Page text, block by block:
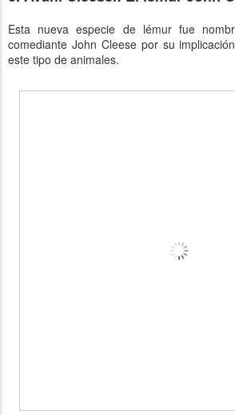
Esta nueva especie de lémur fue
comediante John Cleese por su
este tipo de animales.